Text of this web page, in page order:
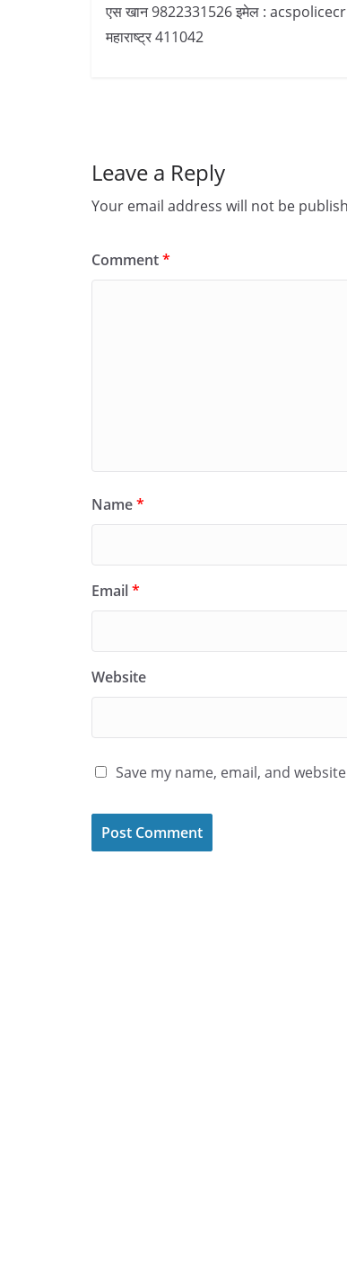
एस खान 9822331526 इमेल :
महाराष्ट्र 411042
Leave a Reply
Your email address will not be
Comment*
Name*
Email*
Website
Save my name, email, and